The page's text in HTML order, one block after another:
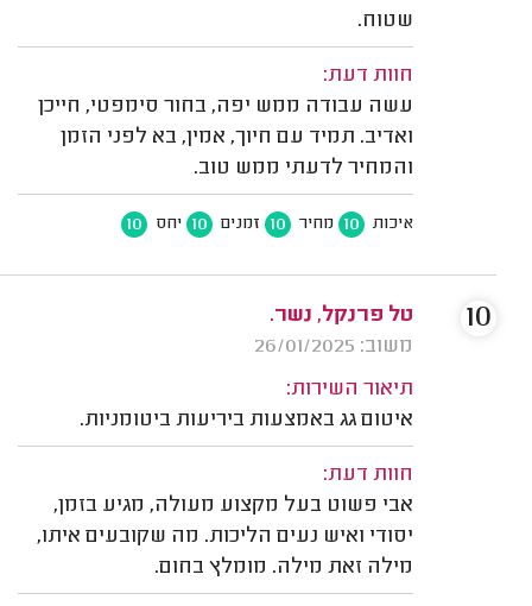
שטוח.
חוות דעת:
עשה עבודה ממש יפה, בחור סימפטי, חייכן
ואדיב. תמיד עם חיוך, אמין, בא לפני הזמן
והמחיר לדעתי ממש טוב.
איכות 10 מחיר 10 זמנים 10 יחס 10
טל פרנקל, נשר.
משוב: 26/01/2025
תיאור השירות:
איטום גג באמצעות ביריעות ביטומניות.
חוות דעת:
אבי פשוט בעל מקצוע מעולה, מגיע בזמן,
יסודי ואיש נעים הליכות. מה שקובעים איתו,
מילה זאת מילה. מומלץ בחום.
10